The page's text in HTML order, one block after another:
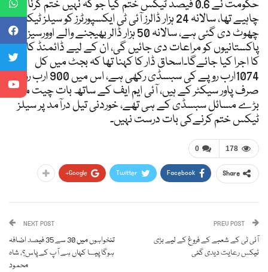
حکومت نے 0.6 فیصد ٹیکس ختم کیا جو کہ نہیں ختم کرنا
چاہیے تھا، سالانہ 24 ہزار ڈالرز آئی ٹی ایکسپورٹرز کو سیلز ٹیکس
چھوٹ دی گئی ہے، سالانہ 50 ہزار ڈالر بھیجنے والے اوورسیز
پاکستانیوں کو مراعات دی جائیں گی، ان کے لیے ڈائمنڈ کارڈ
کا اجرا کیا جائےگا۔اسحاق ڈار کا کہنا تھا کہ بجٹ میں کل
1074ارب روپے کی سبسڈی رکھی ہے، اس میں 900 ارب روپے
صرف پاور سیکٹر کے ہیں، آئی ایم ایف کے ساتھ بات چیت میں
بڑے مسائل سبسڈی کے ہی تھے، خوردنی تیل درآمد پر سیلز
ٹیکس ختم کرنےکی بات درست نہیں۔
0 178
Share
Facebook
Twitter
Google+
آئی ٹی کے شعبے کے فروغ کے لیے بڑی
ٹیکس رعایت دیدی گئی
NEXT POST
تنخواہوں میں 30 سے 35 فیصد اضافہ
ہوگا پیسا کہاں ہے آپ کے پاس؟، شاہ
محمود